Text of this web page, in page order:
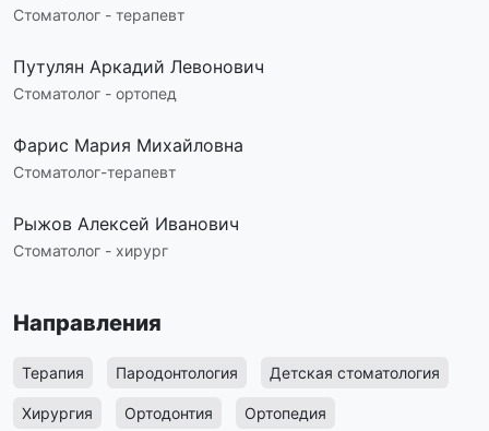
Стоматолог - терапевт
Путулян Аркадий Левонович
Стоматолог - ортопед
Фарис Мария Михайловна
Стоматолог-терапевт
Рыжов Алексей Иванович
Стоматолог - хирург
Направления
Терапия Пародонтология Детская стоматология
Хирургия Ортодонтия Ортопедия